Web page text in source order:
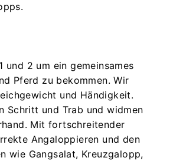
und 2 um ein gemeinsames
Pferd zu bekommen. Wir
und Händigkeit.
Schritt und Trab und widmen
Mit fortschreitender
Angaloppieren und den
wie Gangsalat, Kreuzgalopp,